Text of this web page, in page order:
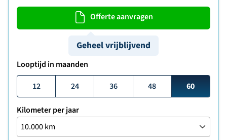
Offerte aanvragen
Geheel vrijblijvend
Looptijd in maanden
12
24 36 48 60
Kilometer per jaar